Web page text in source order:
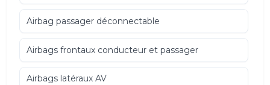
Airbag passager déconnectable
Airbags frontaux conducteur et passager
Airbags latéraux AV